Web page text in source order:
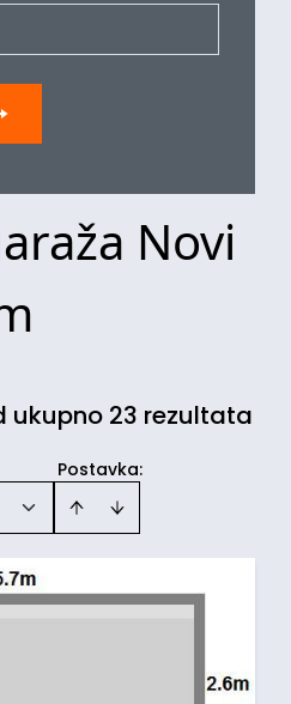
Novi
ukupno 23 rezultata
Postavka: